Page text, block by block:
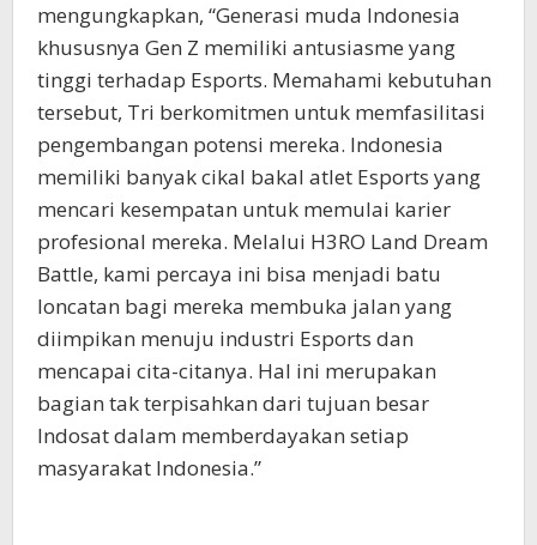
mengungkapkan, “Generasi muda Indonesia
khususnya Gen Z memiliki antusiasme yang
tinggi terhadap Esports. Memahami kebutuhan
tersebut, Tri berkomitmen untuk memfasilitasi
pengembangan potensi mereka. Indonesia
memiliki banyak cikal bakal atlet Esports yang
mencari kesempatan untuk memulai karier
profesional mereka. Melalui H3RO Land Dream
Battle, kami percaya ini bisa menjadi batu
loncatan bagi mereka membuka jalan yang
diimpikan menuju industri Esports dan
mencapai cita-citanya. Hal ini merupakan
bagian tak terpisahkan dari tujuan besar
Indosat dalam memberdayakan setiap
masyarakat Indonesia.”